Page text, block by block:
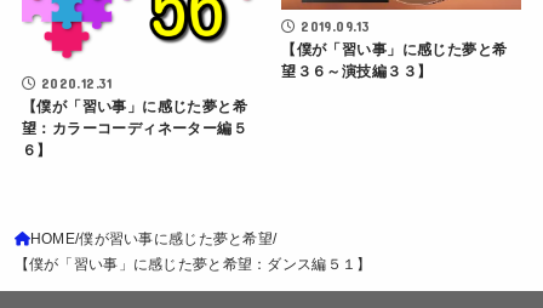
2020.12.31
【僕が「習い事」に感じた夢と希
望：カラーコーディネーター編５
６】
2019.09.13
【僕が「習い事」に感じた夢と希
望３６～演技編３３】
HOME 僕が習い事に感じた夢と希望
【僕が「習い事」に感じた夢と希望：ダンス編５１】